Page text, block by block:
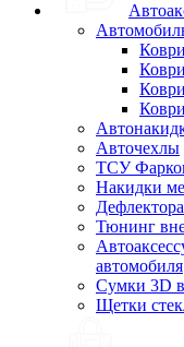
Авточехлы
ТСУ
Накидки
Тюнинг
автомобиля
Сумки 3D
Щетки